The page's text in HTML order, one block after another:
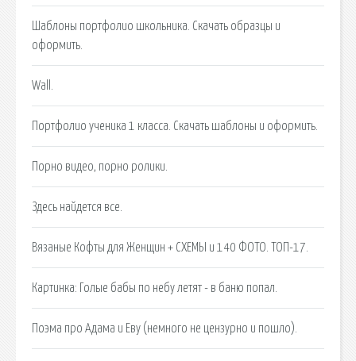
Шаблоны портфолио школьника. Скачать образцы и
оформить.
Wall.
Портфолио ученика 1 класса. Скачать шаблоны и оформить.
Порно видео, порно ролики.
Здесь найдется все.
Вязаные Кофты для Женщин + СХЕМЫ и 140 ФОТО. ТОП-17.
Картинка: Голые бабы по небу летят - в баню попал.
Поэма про Адама и Еву (немного не цензурно и пошло).